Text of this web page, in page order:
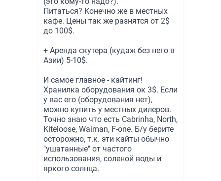
Питаться? Конечно же в местных
кафе. Цены так же разнятся от 2$
до 100$.
+ Аренда скутера (кудаж без него в
Азии) 5-10$.
И самое главное - кайтинг!
Хранилка оборудования ок 3$. Если
у вас его (оборудования нет),
можно купить у местных дилеров.
Точно знаю что есть Cabrinha, North,
Kiteloose, Waiman, F-one. Б/у берите
осторожно, т.к. эти кайты обычно
"ушатанные" от частого
использования, соленой воды и
яркого солнца.